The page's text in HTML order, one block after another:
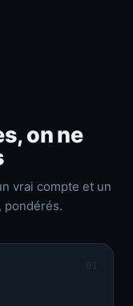
on ne
vrai compte et un
pondérés.
01